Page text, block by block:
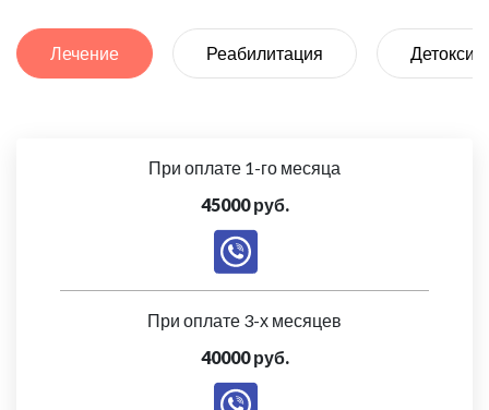
Лечение Реабилитация
При оплате 1-го месяца
45000 руб.
При оплате 3-х месяцев
40000 руб.